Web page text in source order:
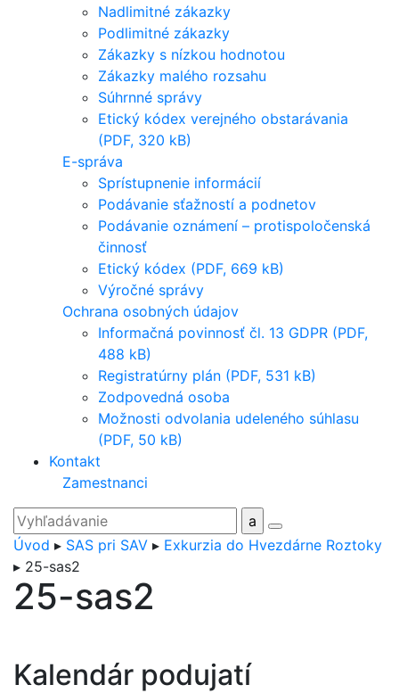
Nadlimitné zákazky
Podlimitné zákazky
Zákazky s nízkou hodnotou
Zákazky malého rozsahu
Súhrnné správy
Etický kódex verejného obstarávania
(PDF, 320 kB)
E-správa
Sprístupnenie informácií
Podávanie sťažností a podnetov
Podávanie oznámení – protispoločenská
činnosť
Etický kódex (PDF, 669 kB)
Výročné správy
Ochrana osobných údajov
Informačná povinnosť čl. 13 GDPR (PDF,
488 kB)
Registratúrny plán (PDF, 531 kB)
Zodpovedná osoba
Možnosti odvolania udeleného súhlasu
(PDF, 50 kB)
Kontakt
Zamestnanci
Úvod ▸ SAS pri SAV ▸ Exkurzia do Hvezdárne Roztoky
▸ 25-sas2
25-sas2
Kalendár podujatí